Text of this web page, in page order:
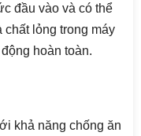
đầu vào và có thể
lỏng trong máy
hoàn toàn.
khả năng chống ăn